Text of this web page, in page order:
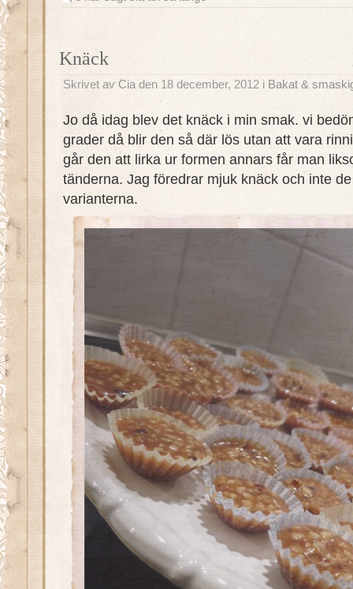
Knäck
Skrivet av Cia den 18 december, 2012 i Bakat &
Jo då idag blev det knäck i min smak. vi
grader då blir den så där lös utan att vara
går den att lirka ur formen annars får man
tänderna. Jag föredrar mjuk knäck och inte
varianterna.